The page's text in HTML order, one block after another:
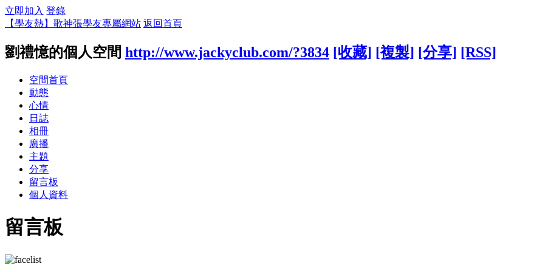
立即加入 登錄
【學友熱】歌神張學友專屬網站 返回首頁
劉禮憶的個人空間 http://www.jackyclub.com/?3834 [收藏] [複製] [分享] [RSS]
空間首頁
動態
心情
日誌
相冊
廣播
主題
分享
留言板
個人資料
留言板